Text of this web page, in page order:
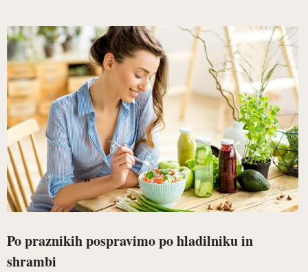
Po praznikih pospravimo po hladilniku in
shrambi